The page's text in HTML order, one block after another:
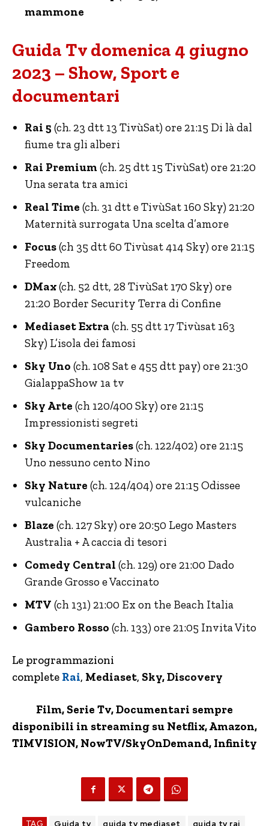
mammone
Guida Tv domenica 4 giugno
2023 – Show, Sport e
documentari
Rai 5 (ch. 23 dtt 13 TivùSat) ore 21:15 Di là dal
fiume tra gli alberi
Rai Premium(ch. 25 dtt 15 TivùSat) ore 21:20
Una serata tra amici
Real Time (ch. 31 dtt e TivùSat 160 Sky) 21:20
Maternità surrogata Una scelta d’amore
Focus(ch 35 dtt 60 Tivùsat 414 Sky) ore 21:15
Freedom
DMax(ch. 52 dtt, 28 TivùSat 170 Sky) ore
21:20 Border Security Terra di Confine
Mediaset Extra (ch. 55 dtt 17 Tivùsat 163
Sky) L’isola dei famosi
Sky Uno (ch. 108 Sat e 455 dtt pay) ore 21:30
GialappaShow 1a tv
Sky Arte (ch 120/400 Sky) ore 21:15
Impressionisti segreti
Sky Documentaries(ch. 122/402) ore 21:15
Uno nessuno cento Nino
Sky Nature (ch. 124/404) ore 21:15 Odissee
vulcaniche
Blaze (ch. 127 Sky) ore 20:50 Lego Masters
Australia + A caccia di tesori
Comedy Central (ch. 129) ore 21:00 Dado
Grande Grosso e Vaccinato
MTV (ch 131) 21:00 Ex on the Beach Italia
Gambero Rosso (ch. 133) ore 21:05 Invita Vito
Le programmazioni
complete Rai, Mediaset, Sky, Discovery
Film, Serie Tv, Documentari sempre
disponibili in streaming su Netflix,Amazon,
TIMVISION, NowTV/SkyOnDemand, Infinity
TAG Guida tv guida tv mediaset
guida tv rai